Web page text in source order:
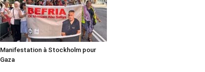
Manifestation à Stockholm pour
Gaza